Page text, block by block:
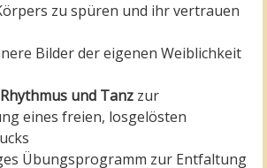
zu spüren und ihr vertrauen
Bilder der eigenen Weiblichkeit
und Tanz zur
eines freien, losgelösten
Übungsprogramm zur Entfaltung